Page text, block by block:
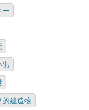
ー
出
的建造物